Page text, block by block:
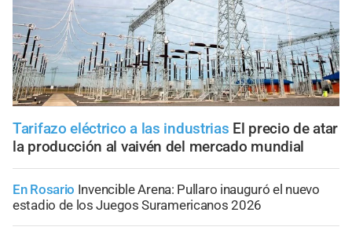
Tarifazo eléctrico a las industrias El precio de atar
la producción al vaivén del mercado mundial
En Rosario Invencible Arena: Pullaro inauguró el nuevo
estadio de los Juegos Suramericanos 2026